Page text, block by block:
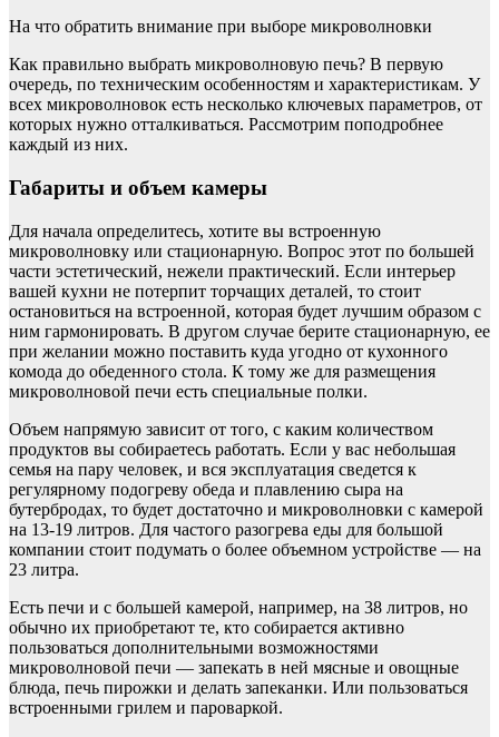
На что обратить внимание при выборе микроволновки
Как правильно выбрать микроволновую печь? В первую
очередь, по техническим особенностям и характеристикам. У
всех микроволновок есть несколько ключевых параметров, от
которых нужно отталкиваться. Рассмотрим поподробнее
каждый из них.
Габариты и объем камеры
Для начала определитесь, хотите вы встроенную
микроволновку или стационарную. Вопрос этот по большей
части эстетический, нежели практический. Если интерьер
вашей кухни не потерпит торчащих деталей, то стоит
остановиться на встроенной, которая будет лучшим образом с
ним гармонировать. В другом случае берите стационарную, ее
при желании можно поставить куда угодно от кухонного
комода до обеденного стола. К тому же для размещения
микроволновой печи есть специальные полки.
Объем напрямую зависит от того, с каким количеством
продуктов вы собираетесь работать. Если у вас небольшая
семья на пару человек, и вся эксплуатация сведется к
регулярному подогреву обеда и плавлению сыра на
бутербродах, то будет достаточно и микроволновки с камерой
на 13-19 литров. Для частого разогрева еды для большой
компании стоит подумать о более объемном устройстве — на
23 литра.
Есть печи и с большей камерой, например, на 38 литров, но
обычно их приобретают те, кто собирается активно
пользоваться дополнительными возможностями
микроволновой печи — запекать в ней мясные и овощные
блюда, печь пирожки и делать запеканки. Или пользоваться
встроенными грилем и пароваркой.